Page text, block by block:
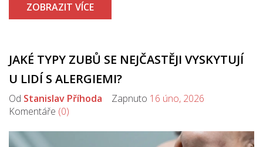
ZOBRAZIT VÍCE
JAKÉ TYPY ZUBŮ SE NEJČASTĚJI VYSKYTUJÍ
U LIDÍ S ALERGIEMI?
Od Stanislav Příhoda Zapnuto 16 úno, 2026
Komentáře (0)